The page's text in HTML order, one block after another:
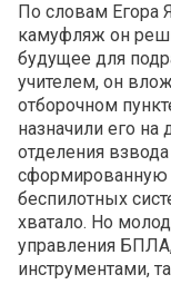
По словам Егора
камуфляж он
будущее для
учителем, он
отборочном
назначили его на
отделения
сформированную
беспилотных
хватало. Но
управления
инструментами,